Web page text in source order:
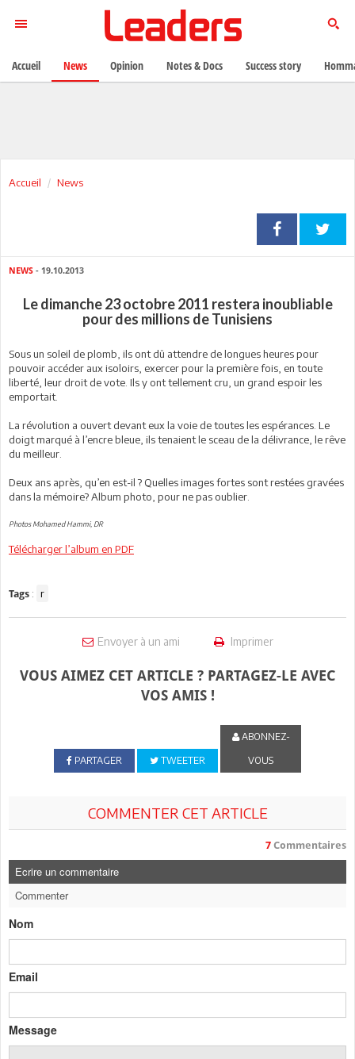
Accueil News
NEWS - 19.10.2013
Le dimanche 23 octobre 2011 restera inoubliable
pour des millions de Tunisiens
Sous un soleil de plomb, ils ont dû attendre de longues heures pour
pouvoir accéder aux isoloirs, exercer pour la première fois, en toute
liberté, leur droit de vote. Ils y ont tellement cru, un grand espoir les
emportait.
La révolution a ouvert devant eux la voie de toutes les espérances. Le
doigt marqué à l’encre bleue, ils tenaient le sceau de la délivrance, le rêve
du meilleur.
Deux ans après, qu’en est-il ? Quelles images fortes sont restées gravées
dans la mémoire? Album photo, pour ne pas oublier.
Photos Mohamed Hammi, DR
Télécharger l’album en PDF
Tags : r
Envoyer à un ami Imprimer
VOUS AIMEZ CET ARTICLE ? PARTAGEZ-LE AVEC
VOS AMIS !
PARTAGER TWEETER
ABONNEZ-
VOUS
COMMENTER CET ARTICLE
7 Commentaires
Ecrire un commentaire
Commenter
Nom
Email
Message
Accueil News Opinion Notes & Docs Success story